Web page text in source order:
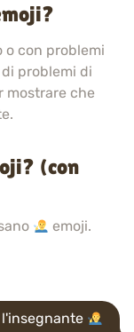
o con problemi
problemi di
mostrare che
(con
emoji.